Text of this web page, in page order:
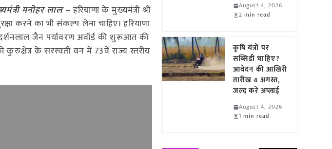
मनोहर लाल– हरियाणा के मुख्यमंत्री श्री
करने का भी संकल्प लेना चाहिए। हरियाणा
जैन पर्यावरण अवॉर्ड की शुरूआत की
कुरुक्षेत्र के सरस्वती वन में 73वें राज्य स्तरीय
August 4, 2026
2 min read
कृषि यंत्रों पर
सब्सिडी चाहिए?
आवेदन की आखिरी
तारीख 4 अगस्त,
जल्द करें अप्लाई
August 4, 2026
1 min read